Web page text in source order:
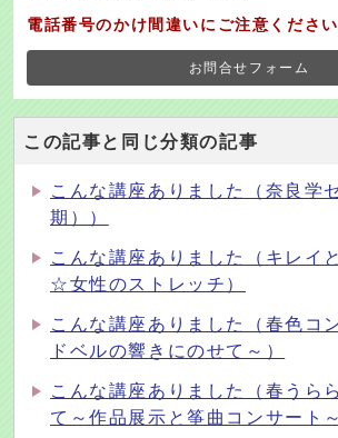
電話番号のかけ間違いにご注意ください
お問合せフォーム
この記事と同じ分類の記事
こんな講座ありました（奈良学
期））
こんな講座ありました（キレイ
☆女性のストレッチ）
こんな講座ありました（春色コ
ドベルの響きにのせて～）
こんな講座ありました（春うら
て～作品展示と筝曲コンサート～